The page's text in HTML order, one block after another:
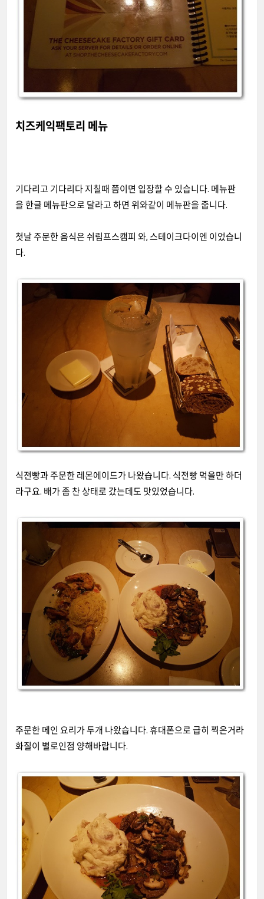
치즈케익팩토리 메뉴
기다리고 기다리다 지칠때 쯤이면 입장할 수 있습니다. 메뉴판
을 한글 메뉴판으로 달라고 하면 위와같이 메뉴판을 줍니다.
첫날 주문한 음식은 쉬림프스캠피 와, 스테이크다이엔 이었습니
다.
식전빵과 주문한 레몬에이드가 나왔습니다. 식전빵 먹을만 하더
라구요. 배가 좀 찬 상태로 갔는데도 맛있었습니다.
주문한 메인 요리가 두개 나왔습니다. 휴대폰으로 급히 찍은거라
화질이 별로인점 양해바랍니다.